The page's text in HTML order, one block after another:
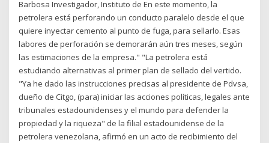
Barbosa Investigador, Instituto de En este momento, la
petrolera está perforando un conducto paralelo desde el que
quiere inyectar cemento al punto de fuga, para sellarlo. Esas
labores de perforación se demorarán aún tres meses, según
las estimaciones de la empresa." "La petrolera está
estudiando alternativas al primer plan de sellado del vertido.
"Ya he dado las instrucciones precisas al presidente de Pdvsa,
dueño de Citgo, (para) iniciar las acciones políticas, legales ante
tribunales estadounidenses y el mundo para defender la
propiedad y la riqueza" de la filial estadounidense de la
petrolera venezolana, afirmó en un acto de recibimiento del